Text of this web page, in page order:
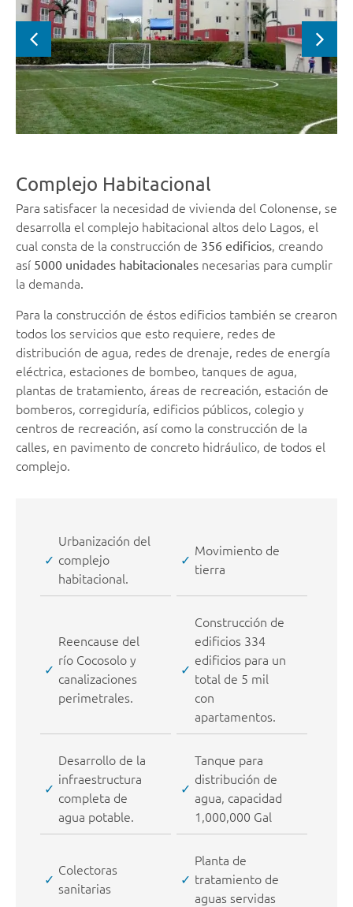
Complejo Habitacional
Para satisfacer la necesidad de vivienda del Colonense, se
desarrolla el complejo habitacional altos delo Lagos, el
cual consta de la construcción de 356 edificios, creando
así 5000 unidades habitacionales necesarias para cumplir
la demanda.
Para la construcción de éstos edificios también se crearon
todos los servicios que esto requiere, redes de
distribución de agua, redes de drenaje, redes de energía
eléctrica, estaciones de bombeo, tanques de agua,
plantas de tratamiento, áreas de recreación, estación de
bomberos, corregiduría, edificios públicos, colegio y
centros de recreación, así como la construcción de la
calles, en pavimento de concreto hidráulico, de todos el
complejo.
Urbanización del
complejo
habitacional.
Movimiento de
tierra
Reencause del
río Cocosolo y
canalizaciones
perimetrales.
Construcción de
edificios 334
edificios para un
total de 5 mil
con
apartamentos.
Desarrollo de la
infraestructura
completa de
agua potable.
Tanque para
distribución de
agua, capacidad
1,000,000 Gal
Colectoras
sanitarias
Planta de
tratamiento de
aguas servidas